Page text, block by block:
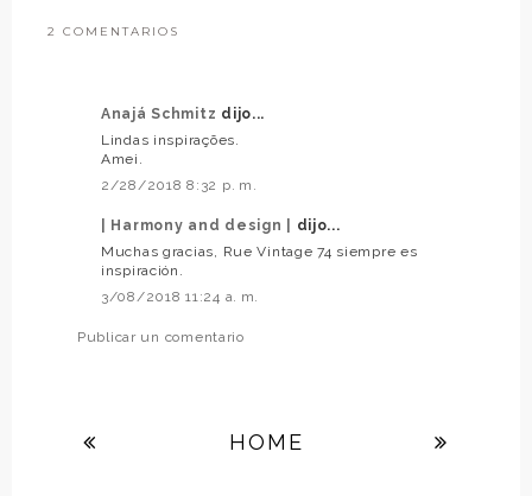
2 COMENTARIOS
Anajá Schmitz dijo...
Lindas inspirações.
Amei.
2/28/2018 8:32 p. m.
| Harmony and design |
dijo...
Muchas gracias, Rue Vintage 74 siempre es
inspiración.
3/08/2018 11:24 a. m.
Publicar un comentario
HOME